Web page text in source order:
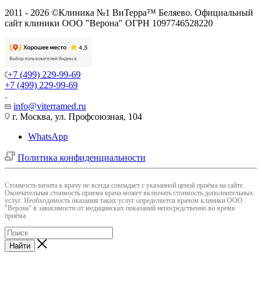
2011 - 2026 ©Клиника №1 ВиТерра™ Беляево. Официальный
сайт клиники ООО "Верона" ОГРН 1097746528220
+7 (499) 229-99-69
+7 (499) 229-99-69
info@viterramed.ru
г. Москва, ул. Профсоюзная, 104
WhatsApp
Политика конфиденциальности
Cтоимость визита к врачу не всегда совпадает с указанной ценой приёма на сайте.
Окончательная стоимость приема врача может включать стоимость дополнительных
услуг. Необходимость оказания таких услуг определяется врачом клиники ООО
"Верона" в зависимости от медицинских показаний непосредственно во время
приёма.
Найти